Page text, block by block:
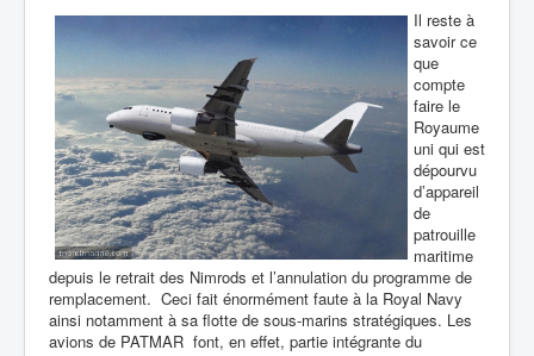
Il reste à
savoir ce
que
compte
faire le
Royaume
uni qui est
dépourvu
d’appareil
de
patrouille
maritime
depuis le retrait des Nimrods et l’annulation du programme de
remplacement. Ceci fait énormément faute à la Royal Navy
ainsi notamment à sa flotte de sous-marins stratégiques. Les
avions de PATMAR font, en effet, partie intégrante du